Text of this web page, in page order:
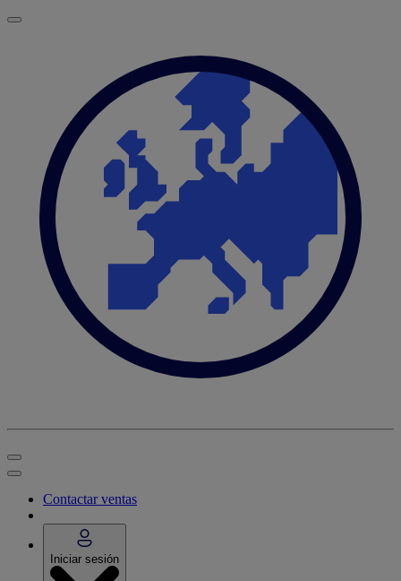
Contactar ventas
Iniciar sesión